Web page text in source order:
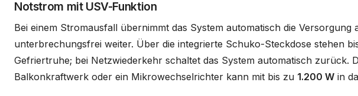
Notstrom mit USV-Funktion
Bei einem Stromausfall übernimmt das System automatisch die
unterbrechungsfrei weiter. Über die integrierte Schuko-Steckdose stehen
Gefriertruhe; bei Netzwiederkehr schaltet das System automatisch zurück.
Balkonkraftwerk oder ein Mikrowechselrichter kann mit bis zu 1.200 W in